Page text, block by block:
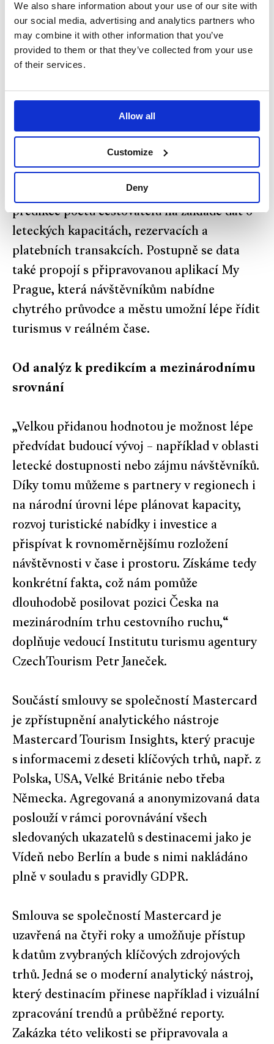
We also share information about your use of our site with
our social media, advertising and analytics partners who
may combine it with other information that you’ve
provided to them or that they’ve collected from your use
of their services.
Allow all
Customize
Deny
cestovním ruchu či míru spokojenosti hostů.
Díky tomu bude možné efektivněji reagovat
na potřeby destinace i samotných turistů.
Využití těchto dat také přispěje k naplnění
klíčových cílů strategie cestovního ruchu
hlavního města jako je přesné cílení na
bonitní klientelu, odlehčování toku turistů
mimo památkovou rezervaci, míra
zákaznické zkušenosti nebo spolehlivější
predikce počtu cestovatelů na základě dat o
leteckých kapacitách, rezervacích a
platebních transakcích. Postupně se data
také propojí s připravovanou aplikací My
Prague, která návštěvníkům nabídne
chytrého průvodce a městu umožní lépe řídit
turismus v reálném čase.
Od analýz k predikcím a mezinárodnímu
srovnání
„Velkou přidanou hodnotou je možnost lépe
předvídat budoucí vývoj – například v oblasti
letecké dostupnosti nebo zájmu návštěvníků.
Díky tomu můžeme s partnery v regionech i
na národní úrovni lépe plánovat kapacity,
rozvoj turistické nabídky i investice a
přispívat k rovnoměrnějšímu rozložení
návštěvnosti v čase i prostoru. Získáme tedy
konkrétní fakta, což nám pomůže
dlouhodobě posilovat pozici Česka na
mezinárodním trhu cestovního ruchu,“
doplňuje vedoucí Institutu turismu agentury
CzechTourism Petr Janeček.
Součástí smlouvy se společností Mastercard
je zpřístupnění analytického nástroje
Mastercard Tourism Insights, který pracuje
s informacemi z deseti klíčových trhů, např. z
Polska, USA, Velké Británie nebo třeba
Německa. Agregovaná a anonymizovaná data
poslouží v rámci porovnávání všech
sledovaných ukazatelů s destinacemi jako je
Vídeň nebo Berlín a bude s nimi nakládáno
plně v souladu s pravidly GDPR.
Smlouva se společností Mastercard je
uzavřená na čtyři roky a umožňuje přístup
k datům z vybraných klíčových zdrojových
trhů. Jedná se o moderní analytický nástroj,
který destinacím přinese například i vizuální
zpracování trendů a průběžné reporty.
Zakázka této velikosti se připravovala a